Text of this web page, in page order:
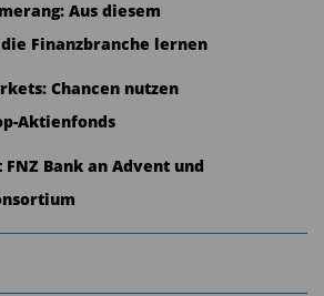
sich mit mehreren
ihre Gewinne häufig in
Dies führt zu geringeren
Unternehmen Kapital für
Aus diesem
Finanzbranche lernen
Chancen nutzen
Aktienfonds
Bank an Advent und